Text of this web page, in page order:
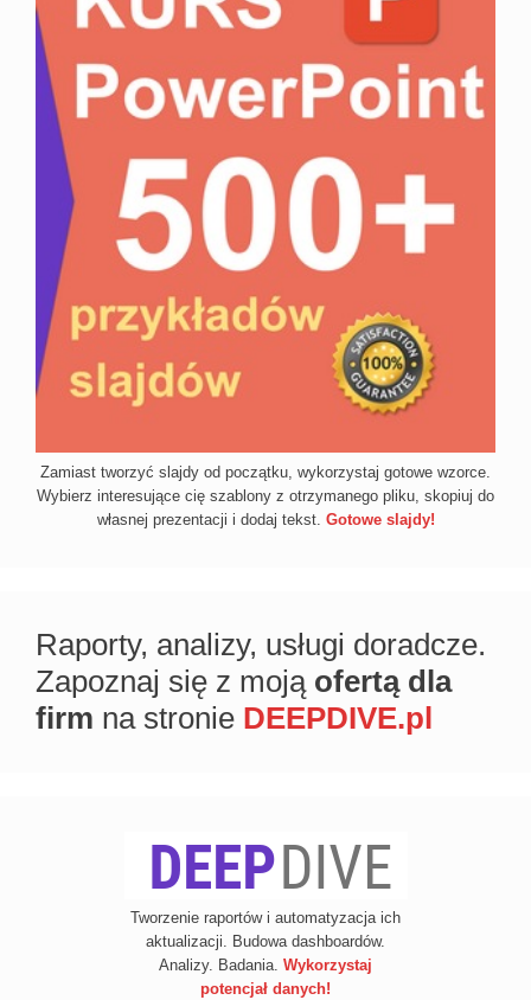
Zamiast tworzyć slajdy od początku, wykorzystaj gotowe wzorce.
Wybierz interesujące cię szablony z otrzymanego pliku, skopiuj do
własnej prezentacji i dodaj tekst. Gotowe slajdy!
Raporty, analizy, usługi doradcze.
Zapoznaj się z mojąofertą dla
firm na stronie DEEPDIVE.pl
Tworzenie raportów i automatyzacja ich
aktualizacji. Budowa dashboardów.
Analizy. Badania. Wykorzystaj
potencjał danych!